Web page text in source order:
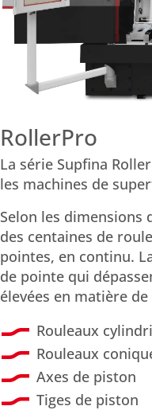
RollerPro
La série Supfina
les machines de
Selon les dimensions
des centaines de
pointes, en continu.
de pointe qui
élevées en matière
Rouleaux
Rouleaux
Axes de piston
Tiges de piston